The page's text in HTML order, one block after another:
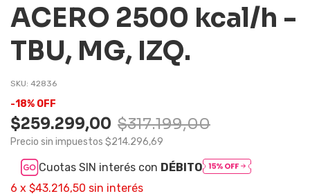
ACERO 2500 kcal/h -
TBU, MG, IZQ.
SKU: 42836
-18% OFF
$259.299,00 $317.199,00
Precio sin impuestos $214.296,69
Cuotas SIN interés con DÉBITO
6 x $43.216,50 sin interés